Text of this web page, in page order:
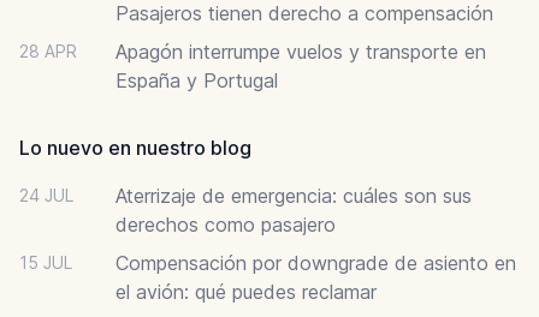
Pasajeros tienen derecho a compensación
28 APR
Apagón interrumpe vuelos y transporte en
España y Portugal
Lo nuevo en nuestro blog
24 JUL
Aterrizaje de emergencia: cuáles son sus
derechos como pasajero
15 JUL
Compensación por downgrade de asiento en
el avión: qué puedes reclamar